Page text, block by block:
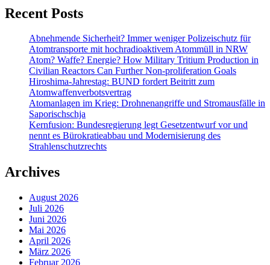
Recent Posts
Abnehmende Sicherheit? Immer weniger Polizeischutz für
Atomtransporte mit hochradioaktivem Atommüll in NRW
Atom? Waffe? Energie? How Military Tritium Production in
Civilian Reactors Can Further Non-proliferation Goals
Hiroshima-Jahrestag: BUND fordert Beitritt zum
Atomwaffenverbotsvertrag
Atomanlagen im Krieg: Drohnenangriffe und Stromausfälle in
Saporischschja
Kernfusion: Bundesregierung legt Gesetzentwurf vor und
nennt es Bürokratieabbau und Modernisierung des
Strahlenschutzrechts
Archives
August 2026
Juli 2026
Juni 2026
Mai 2026
April 2026
März 2026
Februar 2026